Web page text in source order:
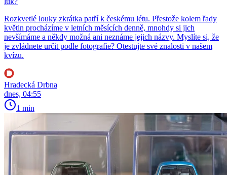
Rozkvetlé louky zkrátka patří k českému létu. Přestože kolem řady
květin procházíme v letních měsících denně, mnohdy si jich
nevšímáme a někdy možná ani neznáme jejich názvy. Myslíte si, že
je zvládnete určit podle fotografie? Otestujte své znalosti v našem
kvízu.
Hradecká Drbna
dnes, 04:55
1 min